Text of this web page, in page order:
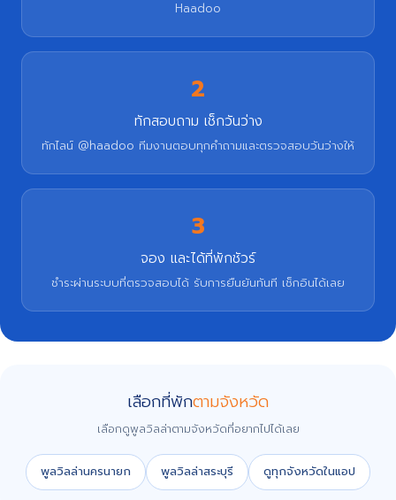
Haadoo
2
ทักสอบถาม เช็กวันว่าง
ทักไลน์ @haadoo ทีมงานตอบทุกคำถามและตรวจสอบวันว่างให้
3
จอง และได้ที่พักชัวร์
ชำระผ่านระบบที่ตรวจสอบได้ รับการยืนยันทันที เช็กอินได้เลย
เลือกที่พักตามจังหวัด
เลือกดูพูลวิลล่าตามจังหวัดที่อยากไปได้เลย
พูลวิลล่านครนายก พูลวิลล่าสระบุรี ดูทุกจังหวัดในแอป